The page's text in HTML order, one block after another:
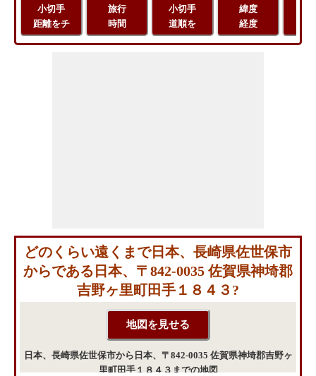
小切手
距離をチ
旅行
時間
小切手
道順を
緯度
経度
どのくらい遠くまで日本、長崎県佐世保市
からである日本、〒842-0035 佐賀県神埼郡
吉野ヶ里町田手１８４３?
日本、長崎県佐世保市から日本、〒842-0035 佐賀県神埼郡吉野ヶ
里町田手１８４３までの地図